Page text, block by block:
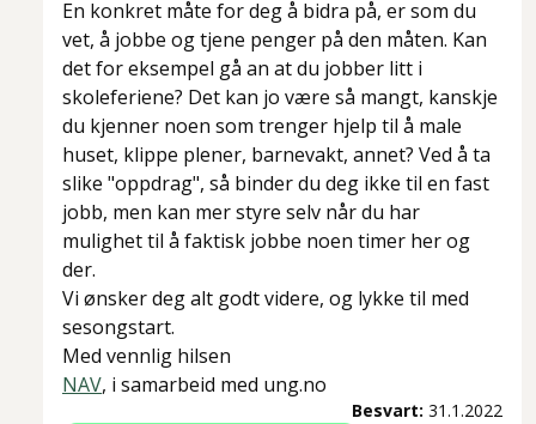
En konkret måte for deg å bidra på, er som du
vet, å jobbe og tjene penger på den måten. Kan
det for eksempel gå an at du jobber litt i
skoleferiene? Det kan jo være så mangt, kanskje
du kjenner noen som trenger hjelp til å male
huset, klippe plener, barnevakt, annet? Ved å ta
slike "oppdrag", så binder du deg ikke til en fast
jobb, men kan mer styre selv når du har
mulighet til å faktisk jobbe noen timer her og
der.
Vi ønsker deg alt godt videre, og lykke til med
sesongstart.
Med vennlig hilsen
NAV, i samarbeid med ung.no
Besvart: 31.1.2022